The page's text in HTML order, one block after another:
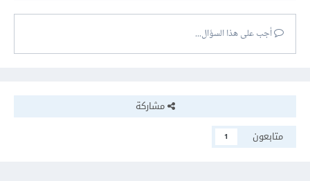
أجب على هذا السؤال...
مشاركة
متابعون
1